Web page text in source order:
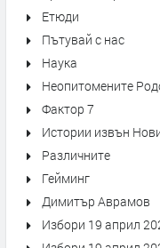
Етюди
Пътувай с нас
Наука
Неопитомените
Фактор 7
Истории извън
Различните
Гейминг
Димитър Аврамов
Избори 19 април